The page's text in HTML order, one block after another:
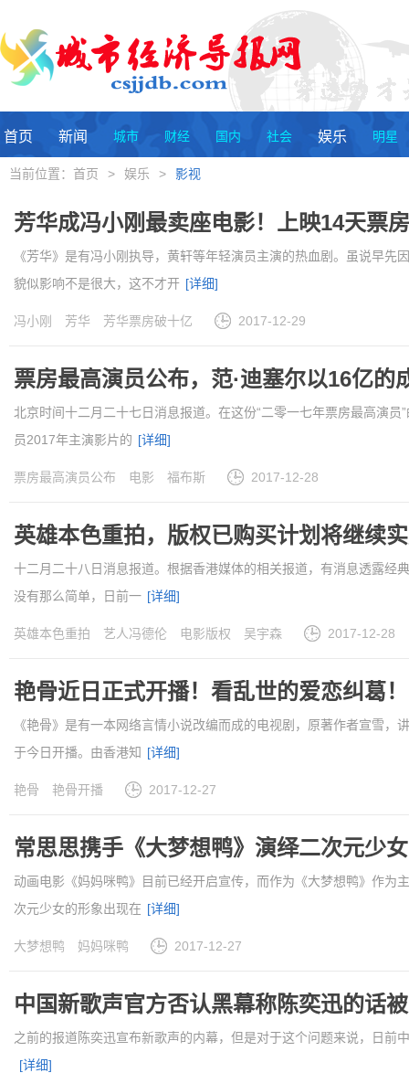
首页 新闻 城市 财经 国内 社会 娱乐 明星
当前位置： 首页 > 娱乐 > 影视
芳华成冯小刚最卖座电影！上映14天票
《芳华》是有冯小刚执导，黄轩等年轻演员主演的热血剧。虽说早
貌似影响不是很大，这不才开 [详细]
冯小刚 芳华 芳华票房破十亿 2017-12-29
票房最高演员公布，范·迪塞尔以16亿的
北京时间十二月二十七日消息报道。在这份“二零一七年票房最高演
员2017年主演影片的 [详细]
票房最高演员公布 电影 福布斯 2017-12-28
英雄本色重拍，版权已购买计划将继续
十二月二十八日消息报道。根据香港媒体的相关报道，有消息透露经
没有那么简单，日前一 [详细]
英雄本色重拍 艺人冯德伦 电影版权 吴宇森 2017-12-28
艳骨近日正式开播！看乱世的爱恋纠葛！
《艳骨》是有一本网络言情小说改编而成的电视剧，原著作者宣雪
于今日开播。由香港知 [详细]
艳骨 艳骨开播 2017-12-27
常思思携手《大梦想鸭》演绎二次元少女
动画电影《妈妈咪鸭》目前已经开启宣传，而作为《大梦想鸭》作为
次元少女的形象出现在 [详细]
大梦想鸭 妈妈咪鸭 2017-12-27
中国新歌声官方否认黑幕称陈奕迅的话
之前的报道陈奕迅宣布新歌声的内幕，但是对于这个问题来说，日前
[详细]